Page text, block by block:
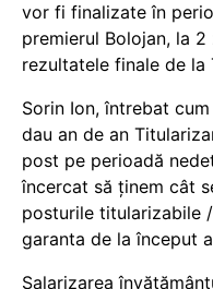
vor fi finalizate în
premierul Bolojan, la
rezultatele finale de
Sorin Ion, întrebat
dau an de an
post pe perioadă
încercat să ținem cât
posturile titularizabile
garanta de la început
Salarizarea